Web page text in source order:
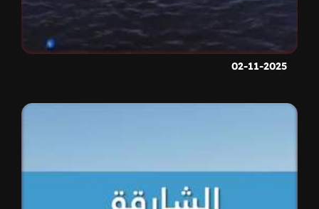
02-11-2025